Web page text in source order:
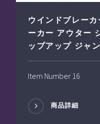
ウインドブレー
ーカー アウター
ップアップ ジャ
Item Number 16
商品詳細